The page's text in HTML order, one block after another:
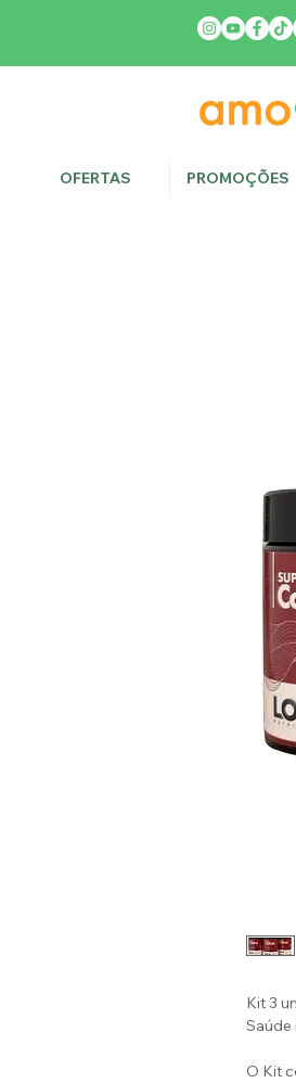
Kit 3
Saúde
O Kit
OFERTAS PROMOÇÕES